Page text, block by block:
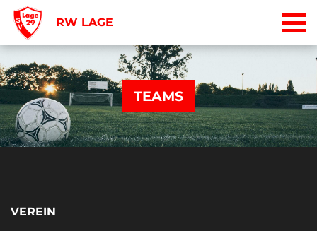
RW LAGE
TEAMS
VEREIN